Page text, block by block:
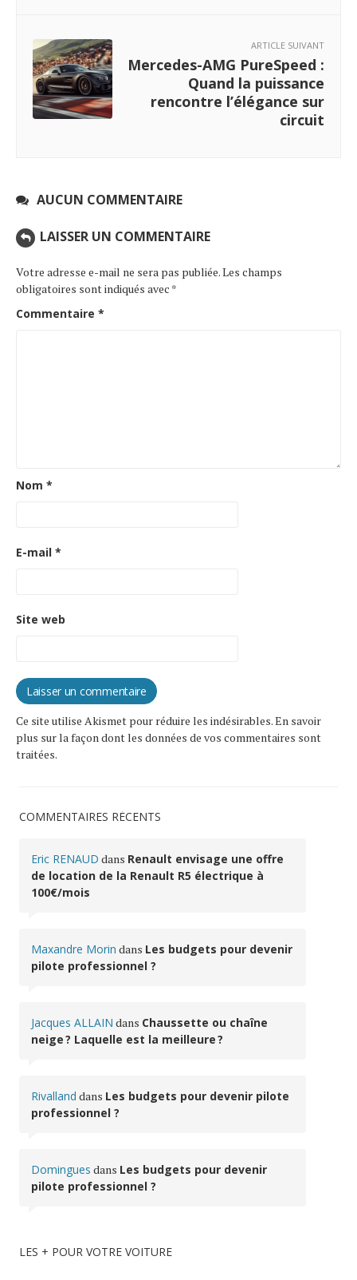
ARTICLE SUIVANT
Mercedes-AMG PureSpeed :
Quand la puissance
rencontre l’élégance sur
circuit
AUCUN COMMENTAIRE
LAISSER UN COMMENTAIRE
Votre adresse e-mail ne sera pas publiée.Les champs
obligatoires sont indiqués avec *
Commentaire *
Nom *
E-mail *
Site web
Ce site utilise Akismet pour réduire les indésirables.En savoir
plus sur la façon dont les données de vos commentaires sont
traitées.
COMMENTAIRES RÉCENTS
Eric RENAUD dans Renault envisage une offre
de location de la Renault R5 électrique à
100€/mois
Maxandre Morin dans Les budgets pour devenir
pilote professionnel ?
Jacques ALLAIN dans Chaussette ou chaîne
neige ? Laquelle est la meilleure ?
Rivalland dans Les budgets pour devenir pilote
professionnel ?
Domingues dans Les budgets pour devenir
pilote professionnel ?
LES + POUR VOTRE VOITURE